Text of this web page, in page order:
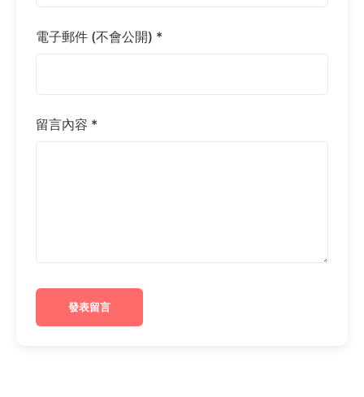
電子郵件 (不會公開) *
留言內容 *
發表留言